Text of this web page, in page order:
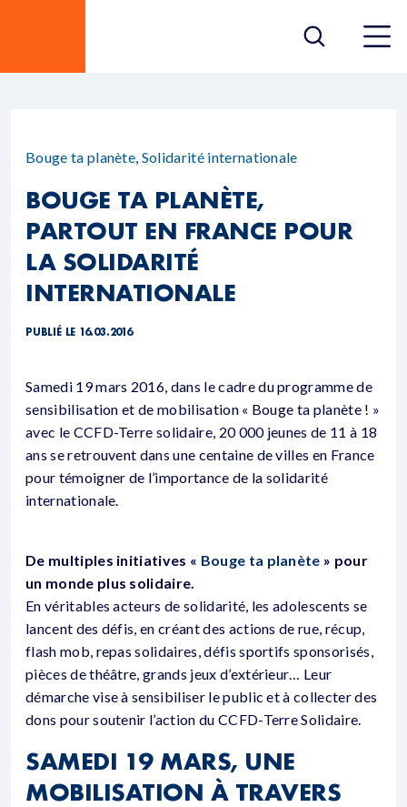
Bouge ta planète, Solidarité internationale
BOUGE TA PLANÈTE,
PARTOUT EN FRANCE POUR
LA SOLIDARITÉ
INTERNATIONALE
PUBLIÉ LE 16.03.2016
Samedi 19 mars 2016, dans le cadre du programme de
sensibilisation et de mobilisation « Bouge ta planète ! »
avec le CCFD-Terre solidaire, 20 000 jeunes de 11 à 18
ans se retrouvent dans une centaine de villes en France
pour témoigner de l’importance de la solidarité
internationale.
De multiples initiatives « Bouge ta planète » pour
un monde plus solidaire.
En véritables acteurs de solidarité, les adolescents se
lancent des défis, en créant des actions de rue, récup,
flash mob, repas solidaires, défis sportifs sponsorisés,
pièces de théâtre, grands jeux d’extérieur… Leur
démarche vise à sensibiliser le public et à collecter des
dons pour soutenir l’action du CCFD-Terre Solidaire.
SAMEDI 19 MARS, UNE
MOBILISATION À TRAVERS